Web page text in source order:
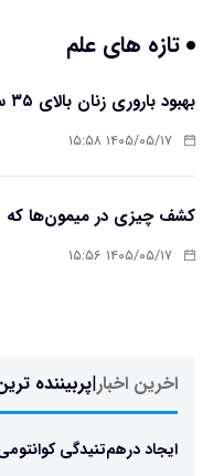
تازه های علم
بهبود باروری زنان بالای ۳۵ سال به کمک «مکمل‌های باکتریایی»
۱۴۰۵/۰۵/۱۷ ۱۵:۵۸
کشف چیزی در میمون‌ها
۱۴۰۵/۰۵/۱۷ ۱۵:۵۶
اخرین اخبار|پربیننده
ایجاد درهم‌تنیدگی